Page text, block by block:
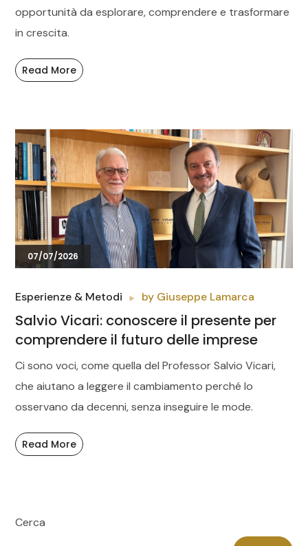
opportunità da esplorare, comprendere e trasformare
in crescita.
Read More
07/07/2026
Esperienze & Metodi by Giuseppe Lamarca
Salvio Vicari: conoscere il presente per
comprendere il futuro delle imprese
Ci sono voci, come quella del Professor Salvio Vicari,
che aiutano a leggere il cambiamento perché lo
osservano da decenni, senza inseguire le mode.
Read More
Cerca